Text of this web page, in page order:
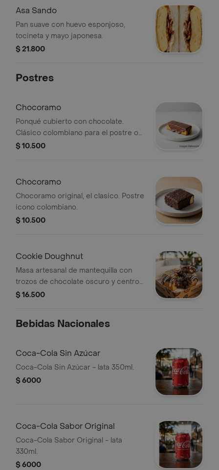
Asa Sando
Pan suave con huevo esponjoso,
tocineta y mayo japonesa.
$ 21.800
Postres
Chocoramo
Ponqué cubierto con chocolate.
Clásico colombiano para el postre o
el antojo.
$ 10.500
Chocoramo
Chocoramo original, el clasico. Postre
icono colombiano.
$ 10.500
Cookie Doughnut
Masa artesanal de mantequilla con
trozos de chocolate oscuro y centro
de chocolate derretido que explota al
mantiene suave, meloso, casi líquido.
show, y que no necesita cubierto.
$ 16.500
Bebidas Nacionales
Coca-Cola Sin Azúcar
Coca-Cola Sin Azúcar - lata 350ml.
$ 6000
Coca-Cola Sabor Original
Coca-Cola Sabor Original - lata
330ml.
$ 6000